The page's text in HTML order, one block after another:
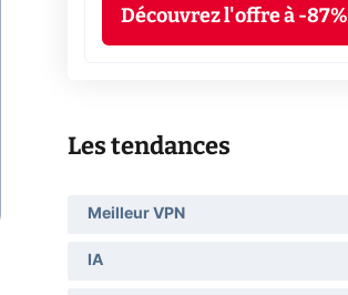
Découvrez l'offre à -87%
Les tendances
Meilleur VPN
IA